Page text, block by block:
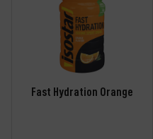
Fast Hydration Orange